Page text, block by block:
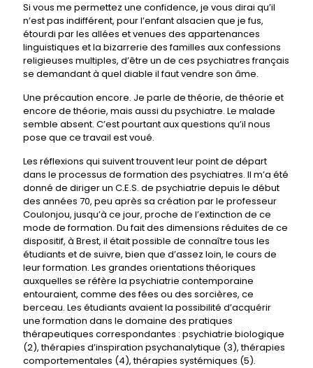
Si vous me permettez une confidence, je vous dirai qu’il
n’est pas indifférent, pour l’enfant alsacien que je fus,
étourdi par les allées et venues des appartenances
linguistiques et la bizarrerie des familles aux confessions
religieuses multiples, d’être un de ces psychiatres français
se demandant à quel diable il faut vendre son âme.
Une précaution encore. Je parle de théorie, de théorie et
encore de théorie, mais aussi du psychiatre. Le malade
semble absent. C’est pourtant aux questions qu’il nous
pose que ce travail est voué.
Les réflexions qui suivent trouvent leur point de départ
dans le processus de formation des psychiatres. Il m’a été
donné de diriger un C.E.S. de psychiatrie depuis le début
des années 70, peu après sa création par le professeur
Coulonjou, jusqu’à ce jour, proche de l’extinction de ce
mode de formation. Du fait des dimensions réduites de ce
dispositif, à Brest, il était possible de connaître tous les
étudiants et de suivre, bien que d’assez loin, le cours de
leur formation. Les grandes orientations théoriques
auxquelles se réfère la psychiatrie contemporaine
entouraient, comme des fées ou des sorcières, ce
berceau. Les étudiants avaient la possibilité d’acquérir
une formation dans le domaine des pratiques
thérapeutiques correspondantes : psychiatrie biologique
(2), thérapies d’inspiration psychanalytique (3), thérapies
comportementales (4), thérapies systémiques (5).